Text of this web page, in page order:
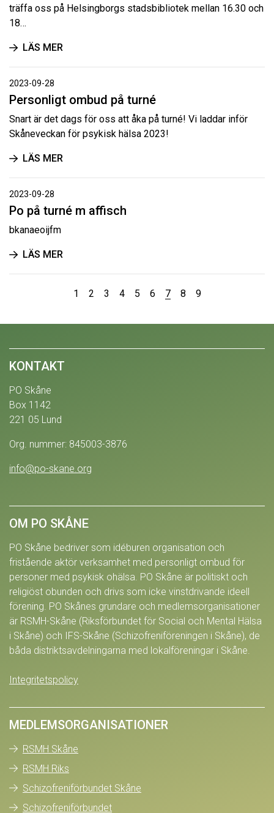
träffa oss på Helsingborgs stadsbibliotek mellan 16.30 och
18…
LÄS MER
2023-09-28
Personligt ombud på turné
Snart är det dags för oss att åka på turné! Vi laddar inför
Skåneveckan för psykisk hälsa 2023!
LÄS MER
2023-09-28
Po på turné m affisch
bkanaeoijfm
LÄS MER
1 2 3 4 5 6 7 8 9
KONTAKT
PO Skåne
Box 1142
221 05 Lund
Org. nummer: 845003-3876
info@po-skane.org
OM PO SKÅNE
PO Skåne bedriver som idéburen organisation och
fristående aktör verksamhet med personligt ombud för
personer med psykisk ohälsa. PO Skåne är politiskt och
religiöst obunden och drivs som icke vinstdrivande ideell
förening. PO Skånes grundare och medlemsorganisationer
är RSMH-Skåne (Riksförbundet för Social och Mental Hälsa
i Skåne) och IFS-Skåne (Schizofreniföreningen i Skåne), de
båda distriktsavdelningarna med lokalföreningar i Skåne.
Integritetspolicy
MEDLEMSORGANISATIONER
RSMH Skåne
RSMH Riks
Schizofreniförbundet Skåne
Schizofreniförbundet